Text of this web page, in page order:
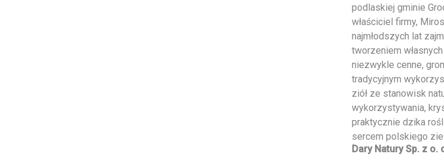
podlaskiej gminie
właściciel firmy,
najmłodszych lat
tworzeniem
niezwykle cenne,
tradycyjnym
ziół ze stanowisk
wykorzystywania,
praktycznie dzika
sercem polskiego
Dary Natury Sp. z o.